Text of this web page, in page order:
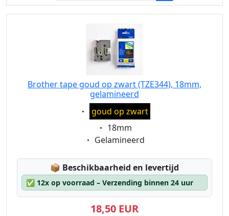
Brother tape goud op zwart (TZE344), 18mm,
gelamineerd
Eigenschaft:
goud op zwart
Eigenschaft:
18mm
Eigenschaft:
Gelamineerd
📦 Lagerstatus:
Beschikbaarheid en levertijd
✅ 12x op voorraad – Verzending binnen 24 uur
18,50 EUR